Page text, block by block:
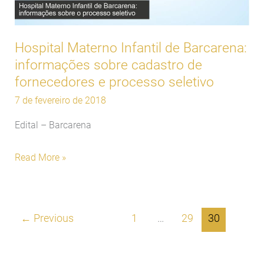
Hospital Materno Infantil de Barcarena:
informações sobre cadastro de
fornecedores e processo seletivo
7 de fevereiro de 2018
Edital – Barcarena
Barcarena:
informações
sobre
cadastro
de
fornecedores
processo
Read More »
← Previous 1 … 29 30